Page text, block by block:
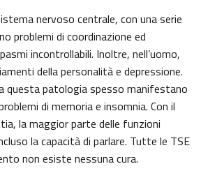
nervoso centrale, con una serie
problemi di coordinazione ed
incontrollabili. Inoltre, nell’uomo,
della personalità e depressione.
questa patologia spesso manifestano
di memoria e insomnia. Con il
la maggior parte delle funzioni
la capacità di parlare. Tutte le TSE
non esiste nessuna cura.